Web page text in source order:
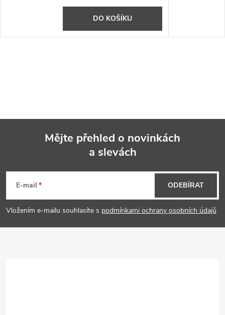
DO KOŠÍKU
p
a
Mějte přehled o novinkách
a slevách
E-mail
Vložením e-mailu souhlasíte s podmínkami ochrany osobních údajů
ODEBÍRAT